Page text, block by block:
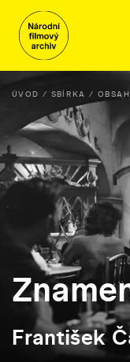
ÚVOD SBÍRKA
František